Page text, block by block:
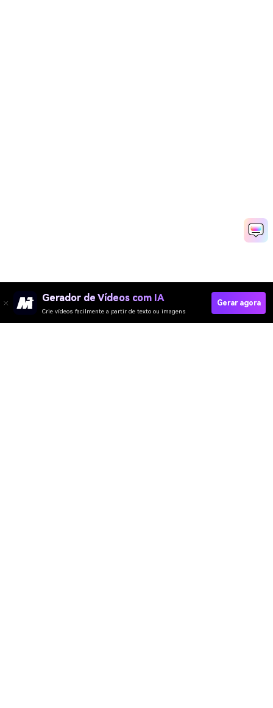
Gerador de Vídeos com IA
Crie vídeos facilmente a partir de texto ou imagens
Gerar agora